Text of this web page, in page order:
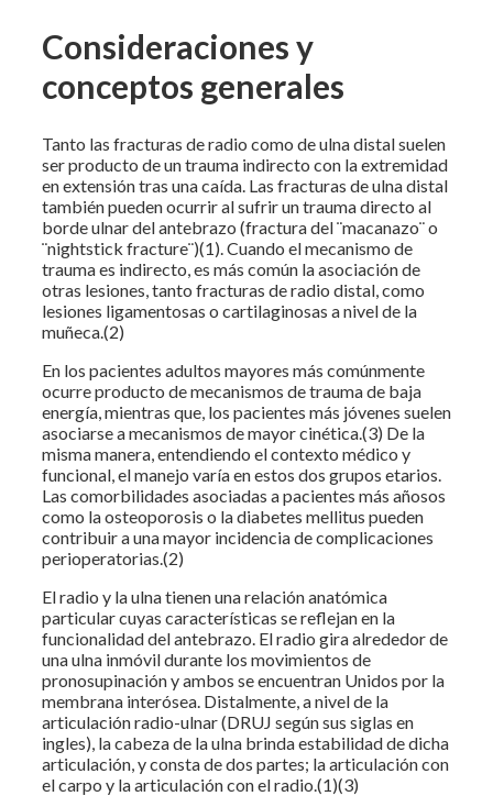
Consideraciones y
conceptos generales
Tanto las fracturas de radio como de ulna distal suelen
ser producto de un trauma indirecto con la extremidad
en extensión tras una caída. Las fracturas de ulna distal
también pueden ocurrir al sufrir un trauma directo al
borde ulnar del antebrazo (fractura del ¨macanazo¨ o
¨nightstick fracture¨)(1). Cuando el mecanismo de
trauma es indirecto, es más común la asociación de
otras lesiones, tanto fracturas de radio distal, como
lesiones ligamentosas o cartilaginosas a nivel de la
muñeca.(2)
En los pacientes adultos mayores más comúnmente
ocurre producto de mecanismos de trauma de baja
energía, mientras que, los pacientes más jóvenes suelen
asociarse a mecanismos de mayor cinética.(3) De la
misma manera, entendiendo el contexto médico y
funcional, el manejo varía en estos dos grupos etarios.
Las comorbilidades asociadas a pacientes más añosos
como la osteoporosis o la diabetes mellitus pueden
contribuir a una mayor incidencia de complicaciones
perioperatorias.(2)
El radio y la ulna tienen una relación anatómica
particular cuyas características se reflejan en la
funcionalidad del antebrazo. El radio gira alrededor de
una ulna inmóvil durante los movimientos de
pronosupinación y ambos se encuentran Unidos por la
membrana interósea. Distalmente, a nivel de la
articulación radio-ulnar (DRUJ según sus siglas en
ingles), la cabeza de la ulna brinda estabilidad de dicha
articulación, y consta de dos partes; la articulación con
el carpo y la articulación con el radio.(1)(3)